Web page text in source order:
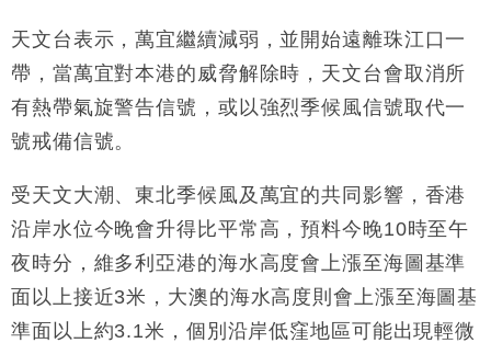
天文台表示，萬宜繼續減弱，並開始遠離珠江口一
帶，當萬宜對本港的威脅解除時，天文台會取消所
有熱帶氣旋警告信號，或以強烈季候風信號取代一
號戒備信號。
受天文大潮、東北季候風及萬宜的共同影響，香港
沿岸水位今晚會升得比平常高，預料今晚10時至午
夜時分，維多利亞港的海水高度會上漲至海圖基準
面以上接近3米，大澳的海水高度則會上漲至海圖基
準面以上約3.1米，個別沿岸低窪地區可能出現輕微